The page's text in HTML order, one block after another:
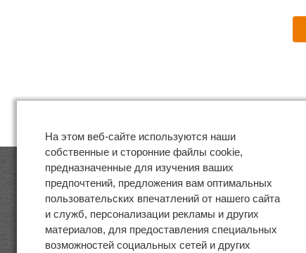
На этом веб-сайте используются наши
собственные и сторонние файлы cookie,
предназначенные для изучения ваших
предпочтений, предложения вам оптимальных
пользовательских впечатлений от нашего сайта
и служб, персонализации рекламы и других
материалов, для предоставления специальных
возможностей социальных сетей и других